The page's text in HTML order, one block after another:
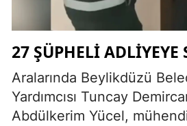
27 ŞÜPHELİ ADLİYEYE
Aralarında Beylikdüzü
Yardımcısı Tuncay
Abdülkerim Yücel,